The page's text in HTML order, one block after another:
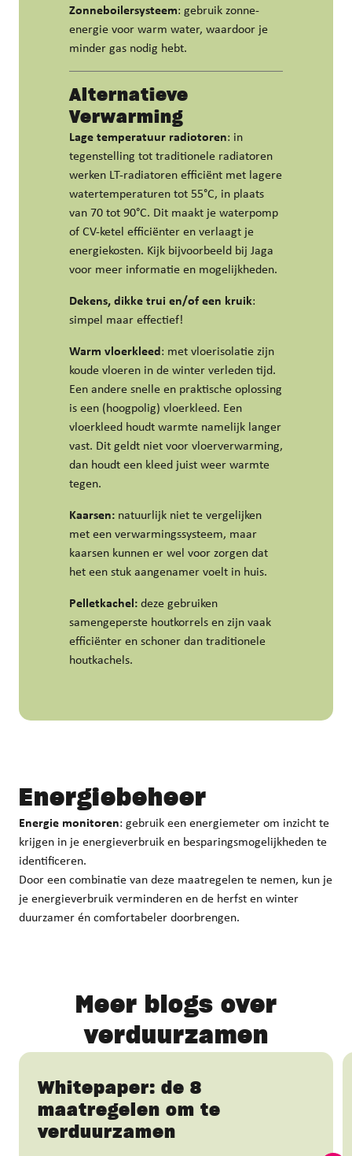
Zonneboilersysteem: gebruik zonne-
energie voor warm water, waardoor je
minder gas nodig hebt.
Alternatieve
Verwarming
Lage temperatuur radiotoren: in
tegenstelling tot traditionele radiatoren
werken LT-radiatoren efficiënt met lagere
watertemperaturen tot 55°C, in plaats
van 70 tot 90°C. Dit maakt je waterpomp
of CV-ketel efficiënter en verlaagt je
energiekosten. Kijk bijvoorbeeld bij Jaga
voor meer informatie en mogelijkheden.
Dekens, dikke trui en/of een kruik:
simpel maar effectief!
Warm vloerkleed : met vloerisolatie zijn
koude vloeren in de winter verleden tijd.
Een andere snelle en praktische oplossing
is een (hoogpolig) vloerkleed. Een
vloerkleed houdt warmte namelijk langer
vast. Dit geldt niet voor vloerverwarming,
dan houdt een kleed juist weer warmte
tegen.
Kaarsen: natuurlijk niet te vergelijken
met een verwarmingssysteem, maar
kaarsen kunnen er wel voor zorgen dat
het een stuk aangenamer voelt in huis.
Pelletkachel: deze gebruiken
samengeperste houtkorrels en zijn vaak
efficiënter en schoner dan traditionele
houtkachels.
Energiebeheer
Energie monitoren: gebruik een energiemeter om inzicht te
krijgen in je energieverbruik en besparingsmogelijkheden te
identificeren.
Door een combinatie van deze maatregelen te nemen, kun je
je energieverbruik verminderen en de herfst en winter
duurzamer én comfortabeler doorbrengen.
Meer blogs over
verduurzamen
Whitepaper: de 8
maatregelen om te
verduurzamen